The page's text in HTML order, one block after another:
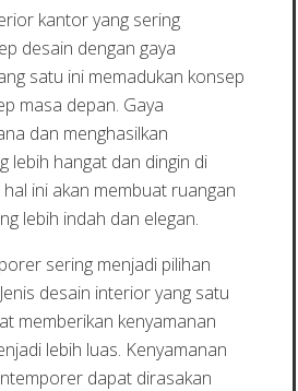
kantor yang sering
desain dengan gaya
satu ini memadukan konsep
masa depan. Gaya
dan menghasilkan
lebih hangat dan dingin di
ini akan membuat ruangan
lebih indah dan elegan.
sering menjadi pilihan
desain interior yang satu
memberikan kenyamanan
lebih luas. Kenyamanan
dapat dirasakan